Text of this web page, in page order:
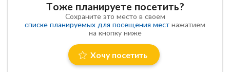
Тоже планируете посетить?
Сохраните это место в своем
списке планируемых для посещения мест нажатием
на кнопку ниже
Хочу посетить